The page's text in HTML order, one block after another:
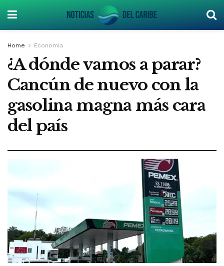
Home Economía
¿A dónde vamos a parar?
Cancún de nuevo con la
gasolina magna más cara
del país